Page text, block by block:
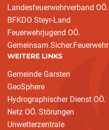
Landesfeuerwehrverband OÖ.
BFKDO Steyr-Land
Feuerwehrjugend OÖ.
Gemeinsam.Sicher.Feuerwehr
WEITERE LINKS
Gemeinde Garsten
GeoSphere
Hydrographischer Dienst OÖ.
Netz OÖ. Störungen
Unwetterzentrale